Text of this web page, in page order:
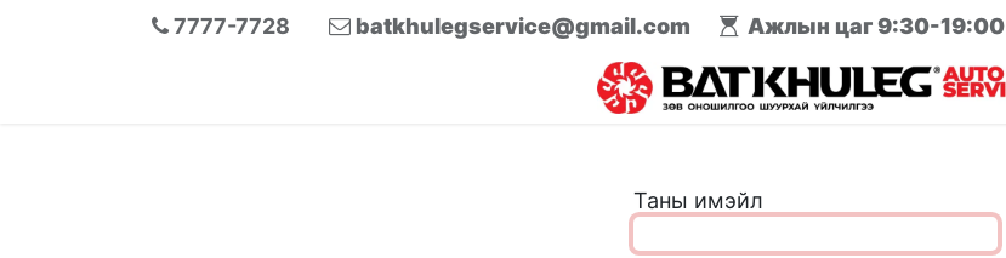
7777-7728 batkhulegservice@gmail.com Ажлын цаг 9:30-19:00
Үйлчилгээ Брэнд
Таны имэйл